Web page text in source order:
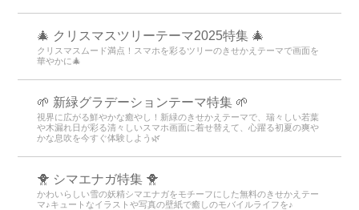
🎄 クリスマスツリーテーマ2025特集 🎄
クリスマスムード満点！スマホを彩るツリーのきせかえテーマで画面を
華やかに🎄
🌱 新緑グラデーションテーマ特集 🌱
視界に広がる鮮やかな癒やし！新緑のきせかえテーマで、瑞々しい若葉
や木漏れ日が彩る清々しいスマホ画面に着せ替えて、心躍る初夏の爽や
かな息吹を今すぐ体験しよう🌿
🐥 シマエナガ特集 🐥
かわいらしい雪の妖精シマエナガをモチーフにした無料のきせかえテー
マ♪キュートなイラストや写真の壁紙で癒しのモバイルライフを♪